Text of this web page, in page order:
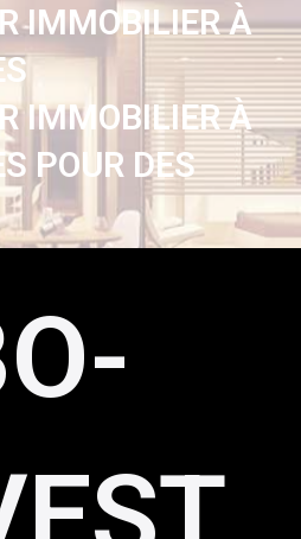
IMMOBILIER À
IMMOBILIER À
POUR DES